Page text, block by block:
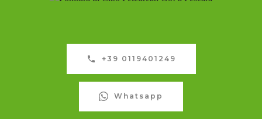
+39 0119401249
Whatsapp